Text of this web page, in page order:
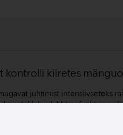
kontrolli kiiretes
juhtimist intensiivseteks
nooleklahvid.
või käivitada enda
pakkudes sujuvat